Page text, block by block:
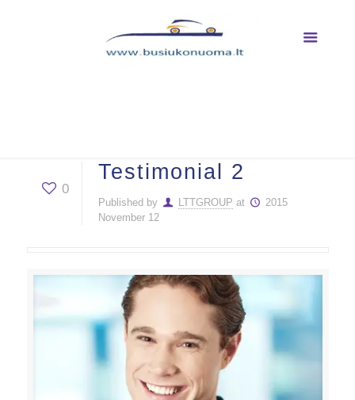
0
Testimonial 2
Published by LTTGROUP at
2015
November 12